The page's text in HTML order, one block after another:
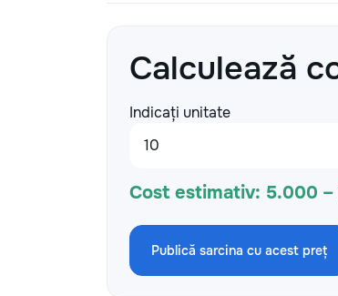
Calculează
Indicați unitate
Cost estimativ: 5.000 –
Publică sarcina cu acest preț